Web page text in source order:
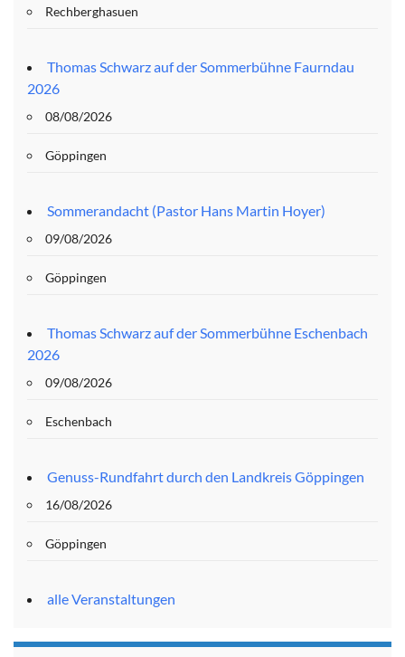
Rechberghasuen
Thomas Schwarz auf der Sommerbühne Faurndau
2026
08/08/2026
Göppingen
Sommerandacht (Pastor Hans Martin Hoyer)
09/08/2026
Göppingen
Thomas Schwarz auf der Sommerbühne Eschenbach
2026
09/08/2026
Eschenbach
Genuss-Rundfahrt durch den Landkreis Göppingen
16/08/2026
Göppingen
alle Veranstaltungen